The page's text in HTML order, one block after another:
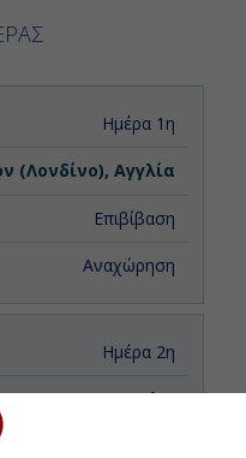
ΑΝΑΧΩΡΗΣΗ
Ημέρα 1η
(Λονδίνο), Αγγλία
Επιβίβαση
Αναχώρηση
Ημέρα 2η
Εν Πλω